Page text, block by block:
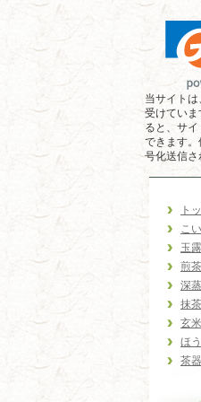
当サイト
受けてい
ると、サ
できます
号化送信さ
ト
こ
玉
煎茶
深
抹茶
玄
ほ
茶器